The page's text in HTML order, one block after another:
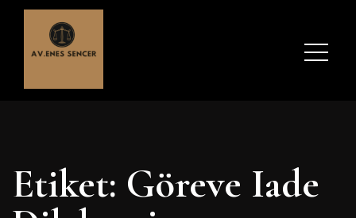
Etiket: Göreve Iade